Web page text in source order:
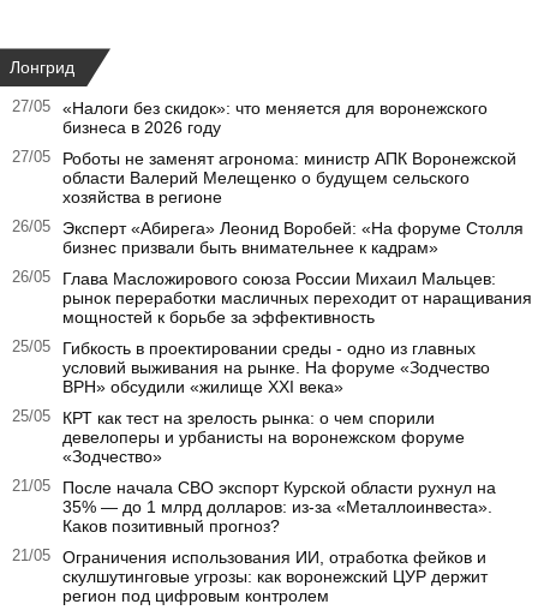
Лонгрид
27/05
«Налоги без скидок»: что меняется для воронежского
бизнеса в 2026 году
27/05
Роботы не заменят агронома: министр АПК Воронежской
области Валерий Мелещенко о будущем сельского
хозяйства в регионе
26/05
Эксперт «Абирега» Леонид Воробей: «На форуме Столля
бизнес призвали быть внимательнее к кадрам»
26/05
Глава Масложирового союза России Михаил Мальцев:
рынок переработки масличных переходит от наращивания
мощностей к борьбе за эффективность
25/05
Гибкость в проектировании среды - одно из главных
условий выживания на рынке. На форуме «Зодчество
ВРН» обсудили «жилище XXI века»
25/05
КРТ как тест на зрелость рынка: о чем спорили
девелоперы и урбанисты на воронежском форуме
«Зодчество»
21/05
После начала СВО экспорт Курской области рухнул на
35% — до 1 млрд долларов: из-за «Металлоинвеста».
Каков позитивный прогноз?
21/05
Ограничения использования ИИ, отработка фейков и
скулшутинговые угрозы: как воронежский ЦУР держит
регион под цифровым контролем